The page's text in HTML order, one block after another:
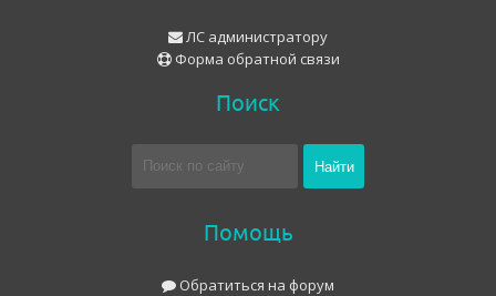
ЛС администратору
Форма обратной связи
Поиск
Помощь
Обратиться на форум